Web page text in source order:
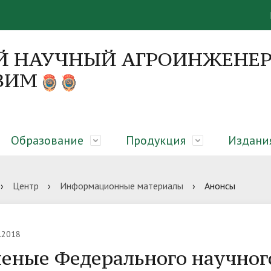
НАУЧНЫЙ
Руководство
Диссертационные советы
Образование
об образовательном
Абитуриенту
Продукция
закрытого грунта,
микроклиматическая
Оборудование для
Монографии
› Центр › Информационные материалы › Анонсы
Федерального